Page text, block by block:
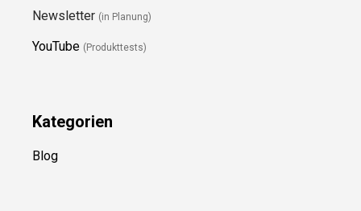
Newsletter (in Planung)
YouTube (Produkttests)
Kategorien
Blog